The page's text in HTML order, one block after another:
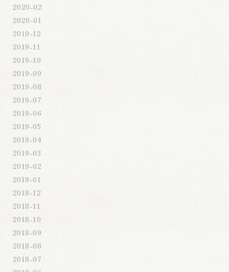
2020-02
2020-01
2019-12
2019-11
2019-10
2019-09
2019-08
2019-07
2019-06
2019-05
2019-04
2019-03
2019-02
2019-01
2018-12
2018-11
2018-10
2018-09
2018-08
2018-07